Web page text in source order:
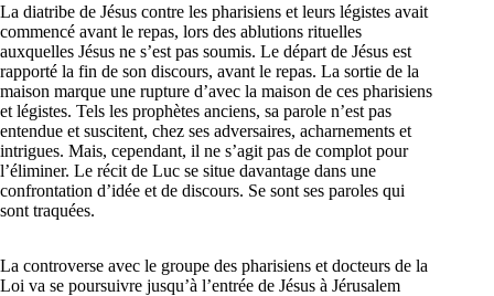
La diatribe de Jésus contre les pharisiens et leurs légistes avait
commencé avant le repas, lors des ablutions rituelles
auxquelles Jésus ne s’est pas soumis. Le départ de Jésus est
rapporté la fin de son discours, avant le repas. La sortie de la
maison marque une rupture d’avec la maison de ces pharisiens
et légistes. Tels les prophètes anciens, sa parole n’est pas
entendue et suscitent, chez ses adversaires, acharnements et
intrigues. Mais, cependant, il ne s’agit pas de complot pour
l’éliminer. Le récit de Luc se situe davantage dans une
confrontation d’idée et de discours. Se sont ses paroles qui
sont traquées.
La controverse avec le groupe des pharisiens et docteurs de la
Loi va se poursuivre jusqu’à l’entrée de Jésus à Jérusalem